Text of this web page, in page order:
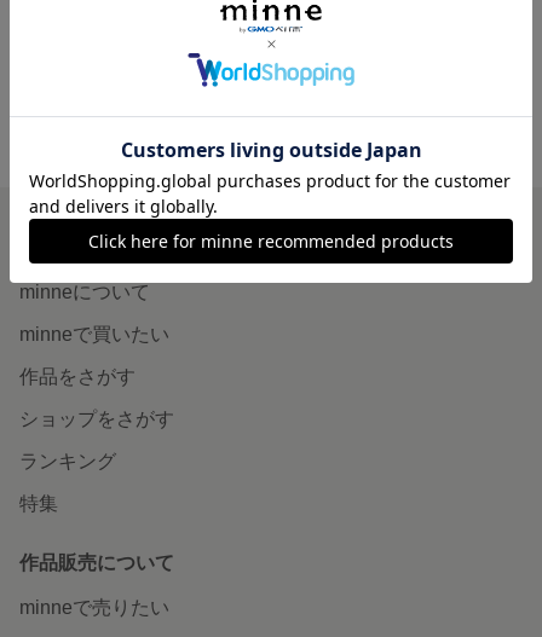
1,500円
Aoiro_ の作品一覧
minneを知る
minneについて
minneで買いたい
作品をさがす
ショップをさがす
ランキング
特集
作品販売について
minneで売りたい